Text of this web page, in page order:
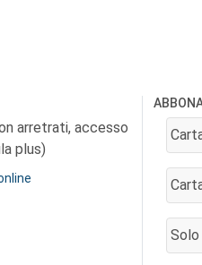
arretrati, accesso
plus)
Solo